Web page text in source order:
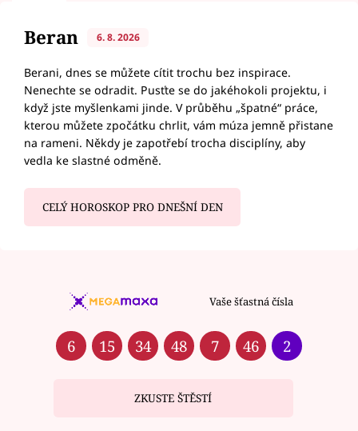
Beran 6. 8. 2026
Berani, dnes se můžete cítit trochu bez inspirace.
Nenechte se odradit. Pusťte se do jakéhokoli projektu, i
když jste myšlenkami jinde. V průběhu „špatné“ práce,
kterou můžete zpočátku chrlit, vám múza jemně přistane
na rameni. Někdy je zapotřebí trocha disciplíny, aby
vedla ke slastné odměně.
CELÝ HOROSKOP PRO DNEŠNÍ DEN
Vaše šťastná čísla
6 15 34 48 7 46 2
ZKUSTE ŠTĚSTÍ